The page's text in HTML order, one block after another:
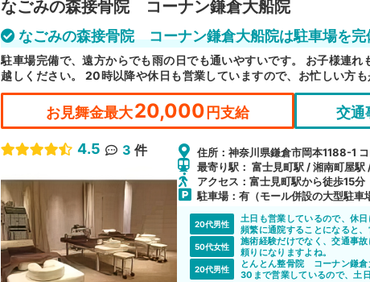
なごみの森接骨院 コーナン鎌倉大船院
なごみの森接骨院 コーナン鎌倉大船院は駐車場を完
駐車場完備で、遠方からでも雨の日でも通いやすいです。 お子様連
越しください。 20時以降や休日も営業していますので、お忙しい方も
お見舞金最大20,000 円支給 交通
4.5 3 件
住所：神奈川県鎌倉市岡本1188-1
最寄り駅： 富士見町駅 / 湘南町屋駅
アクセス：富士見町駅から徒歩15分
駐車場：有（モール併設の大型駐車
20代男性
土日も営業しているので、休日
頻繁に通院することになると
い曜日・時間に営業している
間を過ごせました。
50代女性
施術経験だけでなく、交通事
頼りになりますよね。
20代男性
とんとん整骨院 コーナン鎌倉
30まで営業しているので、土